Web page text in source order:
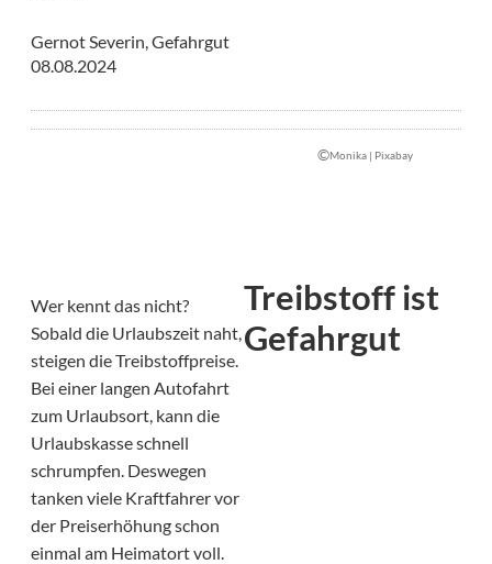
Gernot Severin, Gefahrgut
08.08.2024
©Monika | Pixabay
Wer kennt das nicht?
Sobald die Urlaubszeit naht,
steigen die Treibstoffpreise.
Bei einer langen Autofahrt
zum Urlaubsort, kann die
Urlaubskasse schnell
schrumpfen. Deswegen
tanken viele Kraftfahrer vor
der Preiserhöhung schon
einmal am Heimatort voll.
Treibstoff ist
Gefahrgut